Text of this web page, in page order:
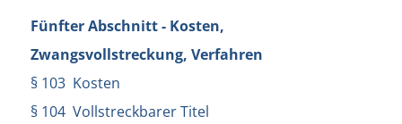
Fünfter Abschnitt - Kosten,
Zwangsvollstreckung, Verfahren
§ 103 Kosten
§ 104 Vollstreckbarer Titel